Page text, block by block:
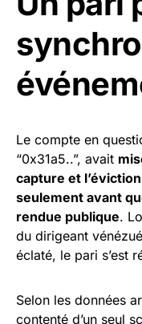
Le compte en
“0x31a5..”, avait
capture et
seulement avant
rendue publique.
du dirigeant
éclaté, le pari s’est
Selon les données
contenté d’un seul